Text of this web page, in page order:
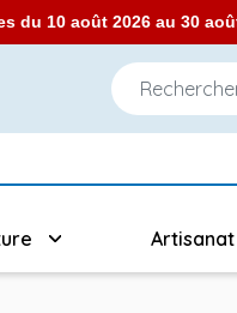
du 10 août 2026 au 30